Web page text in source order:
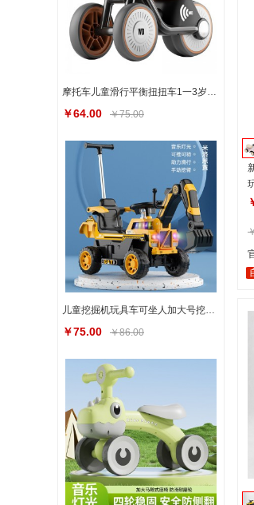
摩托车儿童滑行平衡扭扭车1一3岁宝宝学步车无脚踏溜溜车
￥64.00 ￥75.00
儿童挖掘机玩具车可坐人加大号挖土机滑行车可骑钩机男孩工程车
￥75.00 ￥86.00